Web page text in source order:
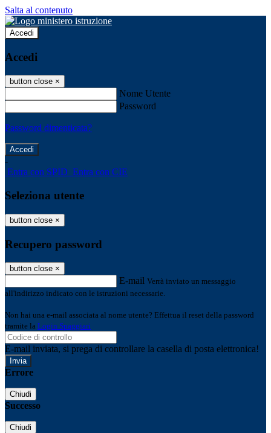
Salta al contenuto
Accedi
Accedi
button close ×
Nome Utente
Password
Password dimenticata?
-
Entra con SPID Entra con CIE
Seleziona utente
button close ×
Recupero password
button close ×
E-mail Verrà inviato un messaggio
all'indirizzo indicato con le istruzioni necessarie.
Non hai una e-mail associata al nome utente? Effettua il reset della password
tramite la Login Spaggiari
E-mail inviata, si prega di controllare la casella di posta elettronica!
Errore
Chiudi
Successo
Chiudi